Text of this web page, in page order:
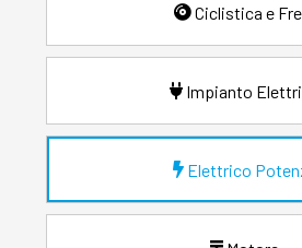
Ciclistica e
Impianto
Elettrico